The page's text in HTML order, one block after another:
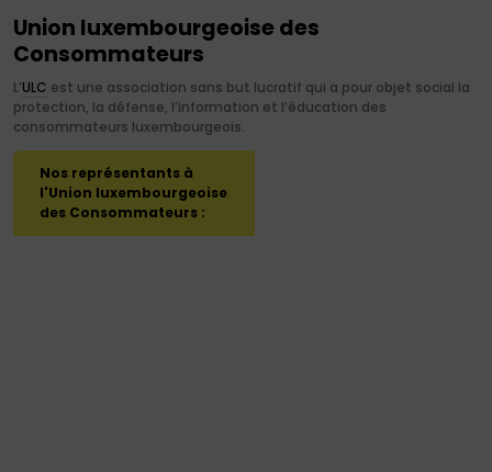
Union luxembourgeoise des
Consommateurs
L’ULC est une association sans but lucratif qui a pour objet social la
protection, la défense, l’information et l’éducation des
consommateurs luxembourgeois.
Nos représentants à
l'Union luxembourgeoise
des Consommateurs :